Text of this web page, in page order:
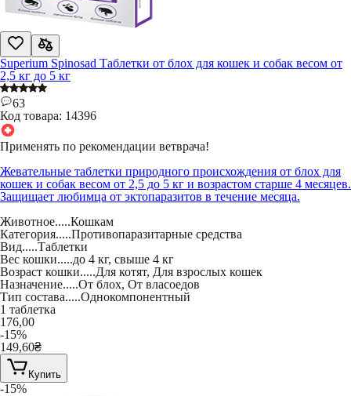
Superium Spinosad Таблетки от блох для кошек и собак весом от
2,5 кг до 5 кг
63
Код товара: 14396
Применять по рекомендации ветврача!
Жевательные таблетки природного происхождения от блох для
кошек и собак весом от 2,5 до 5 кг и возрастом старше 4 месяцев.
Защищает любимца от эктопаразитов в течение месяца.
Животное.....Кошкам
Категория.....Противопаразитарные средства
Вид.....Таблетки
Вес кошки.....до 4 кг, свыше 4 кг
Возраст кошки.....Для котят, Для взрослых кошек
Назначение.....От блох, От власоедов
Тип состава.....Однокомпонентный
1 таблетка
176,00
-15%
149,60₴
Купить
-15%